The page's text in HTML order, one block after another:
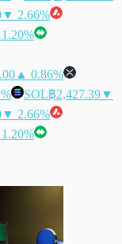
▼ 2.66%
▲ 0.86%
SOL฿2,427.39▼
▼ 2.66%